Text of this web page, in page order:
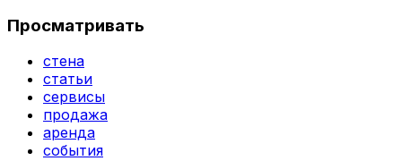
Просматривать
стена
статьи
сервисы
продажа
аренда
события